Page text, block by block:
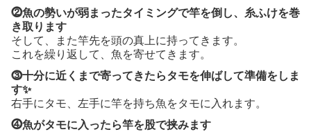
⓶魚の勢いが弱まったタイミングで竿を倒し、糸ふけを巻
き取ります
そして、また竿先を頭の真上に持ってきます。
これを繰り返して、魚を寄せてきます。
⓷十分に近くまで寄ってきたらタモを伸ばして準備をしま
す✨
右手にタモ、左手に竿を持ち魚をタモに入れます。
⓸魚がタモに入ったら竿を股で挟みます